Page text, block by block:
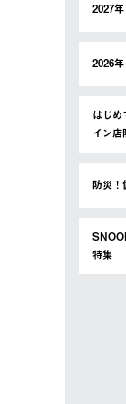
2027
2026
はじめ
イン店
防災！
特集